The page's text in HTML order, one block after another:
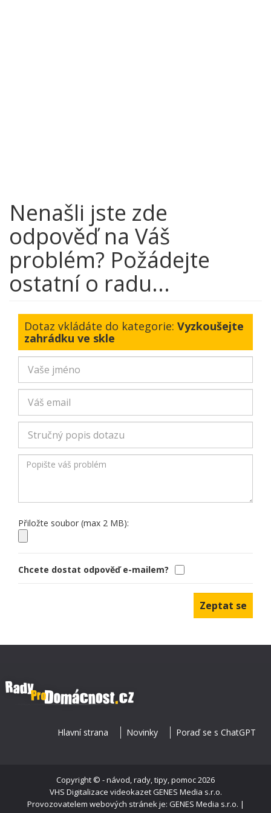
Nenašli jste zde
odpověď na Váš
problém? Požádejte
ostatní o radu...
Dotaz vkládáte do kategorie: Vyzkoušejte
zahrádku ve skle
Přiložte soubor (max 2 MB):
Chcete dostat odpověď e-mailem?
Hlavní strana Novinky Poraď se s ChatGPT
Copyright © - návod, rady, tipy, pomoc2026
VHS Digitalizace videokazetGENES Media s.r.o.
Provozovatelem webových stránek je: GENES Media s.r.o. |